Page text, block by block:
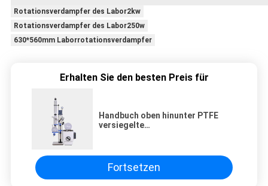
Rotationsverdampfer des Labor2kw
Rotationsverdampfer des Labor250w
630*560mm Laborrotationsverdampfer
Erhalten Sie den besten Preis für
Handbuch oben hinunter PTFE
versiegelte
Fortsetzen